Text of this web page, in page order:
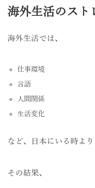
海外生活のスト
海外生活では、
仕事環境
言語
人間関係
生活変化
など、日本にいる時よ
その結果、